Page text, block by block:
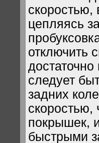
скоростью,
цепляясь
отключить
следует
задних
скоростью,
покрышек,
быстрыми